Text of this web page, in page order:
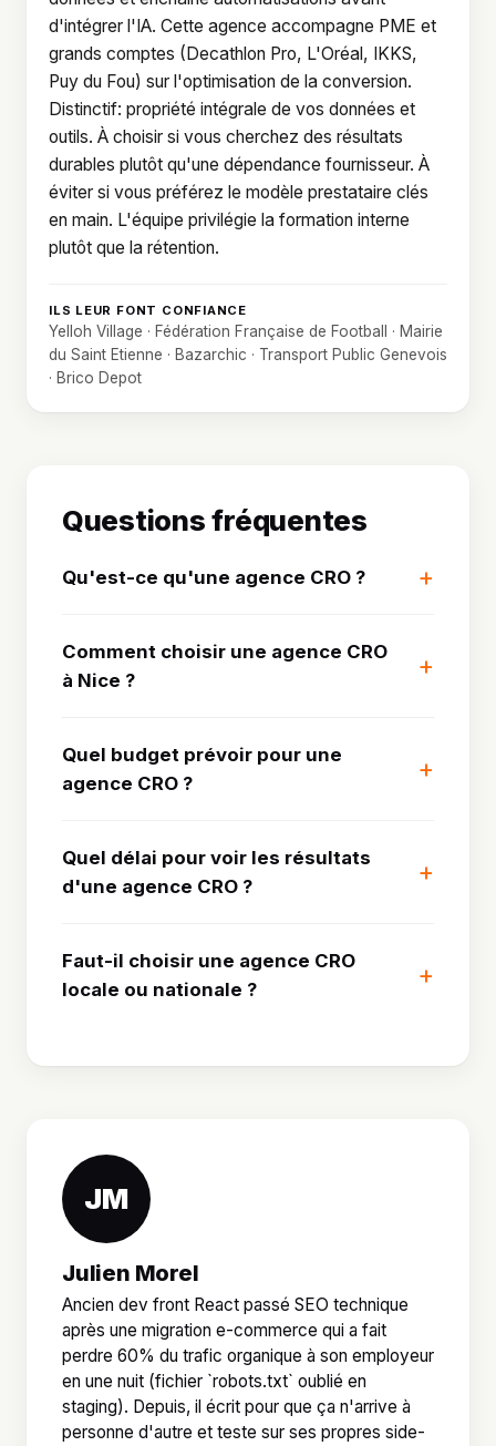
d'intégrer l'IA. Cette agence accompagne PME et
grands comptes (Decathlon Pro, L'Oréal, IKKS,
Puy du Fou) sur l'optimisation de la conversion.
Distinctif: propriété intégrale de vos données et
outils. À choisir si vous cherchez des résultats
durables plutôt qu'une dépendance fournisseur. À
éviter si vous préférez le modèle prestataire clés
en main. L'équipe privilégie la formation interne
plutôt que la rétention.
ILS LEUR FONT CONFIANCE
Yelloh Village · Fédération Française de Football · Mairie
du Saint Etienne · Bazarchic · Transport Public Genevois
· Brico Depot
Questions fréquentes
Qu'est-ce qu'une agence CRO ?
Comment choisir une agence CRO
à Nice ?
Quel budget prévoir pour une
agence CRO ?
Quel délai pour voir les résultats
d'une agence CRO ?
Faut-il choisir une agence CRO
locale ou nationale ?
JM
Julien Morel
Ancien dev front React passé SEO technique
après une migration e-commerce qui a fait
perdre 60% du trafic organique à son employeur
en une nuit (fichier `robots.txt` oublié en
staging). Depuis, il écrit pour que ça n'arrive à
personne d'autre et teste sur ses propres side-